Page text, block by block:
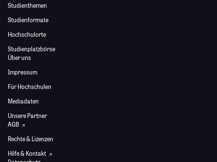
Studienthemen
Studienformate
Hochschulorte
Studienplatzbörse
Über uns
Impressum
Für Hochschulen
Mediadaten
Unsere Partner
AGB
Rechte & Lizenzen
Hilfe & Kontakt